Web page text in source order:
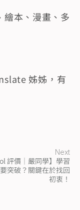
繪本、漫畫、多
姊姊，有
Next
評價｜嚴同學】學習
突破？關鍵在於找回
初衷！